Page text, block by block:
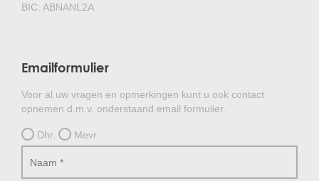
BIC: ABNANL2A
Emailformulier
Voor al uw vragen en opmerkingen kunt u ook contact
opnemen d.m.v. onderstaand email formulier.
Dhr. Mevr.